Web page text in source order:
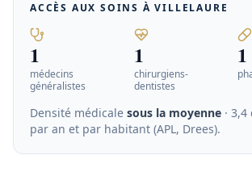
ACCÈS AUX SOINS ÀVILLELAURE
1
médecins
généralistes
1
chirurgiens-
dentistes
1
Densité médicale sous la moyenne ·
par an et par habitant (APL, Drees).